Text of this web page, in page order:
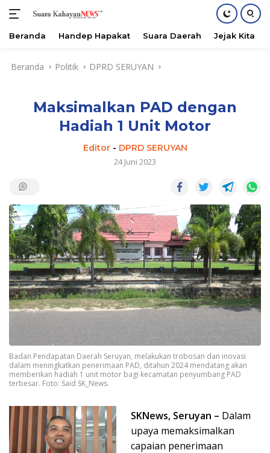
Beranda Handep Hapakat Suara Daerah Jejak Kita
Beranda Politik DPRD SERUYAN
Maksimalkan PAD dengan
Hadiah 1 Unit Motor
Editor- DPRD SERUYAN
24 Juni 2023
Badan Pendapatan Daerah Seruyan, melakukan trobosan dan inovasi
dalam meningkatkan penerimaan PAD, ditahun 2024 mendatang akan
memberikan hadiah 1 unit motor bagi kecamatan penyumbang PAD
terbesar. Foto: Said SK_News.
SKNews, Seruyan – Dalam
upaya memaksimalkan
capaian penerimaan